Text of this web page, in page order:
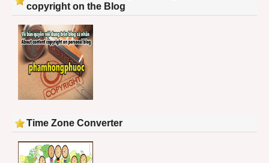
copyright on the Blog
Time Zone Converter